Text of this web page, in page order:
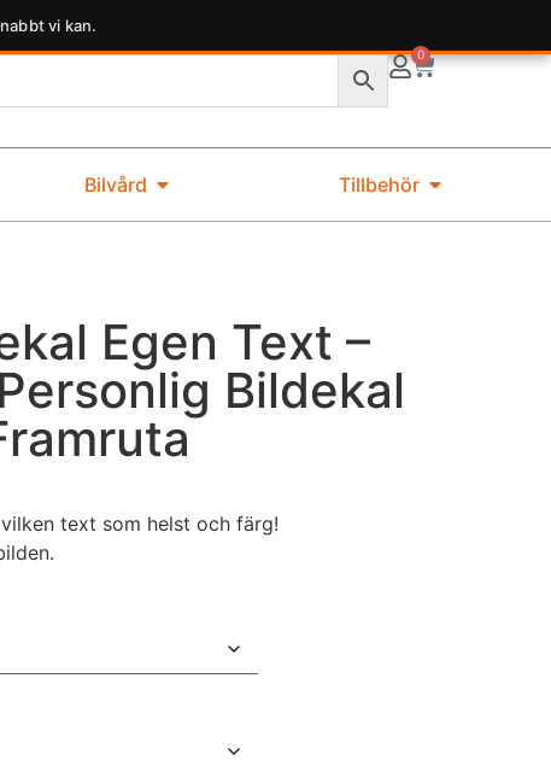
vi kan.
0
Bilvård Tillbehör
Egen Text –
Bildekal
text som helst och färg!